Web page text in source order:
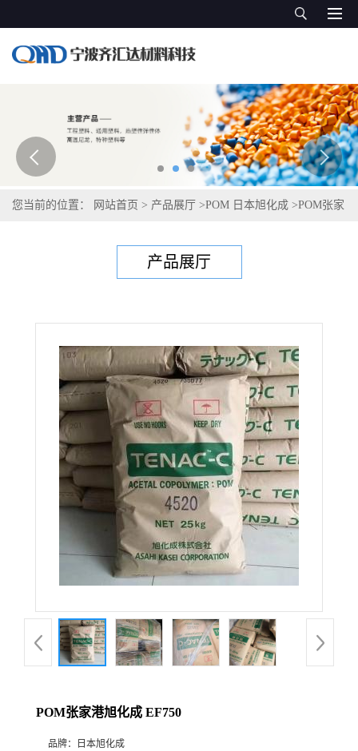
您当前的位置： 网站首页 > 产品展厅 >POM 日本旭化成 >POM张家
产品展厅
POM张家港旭化成 EF750
品牌：
日本旭化成